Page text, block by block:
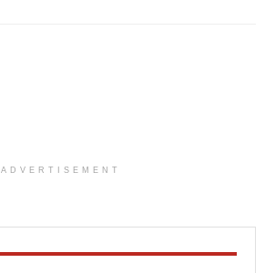
ADVERTISEMENT